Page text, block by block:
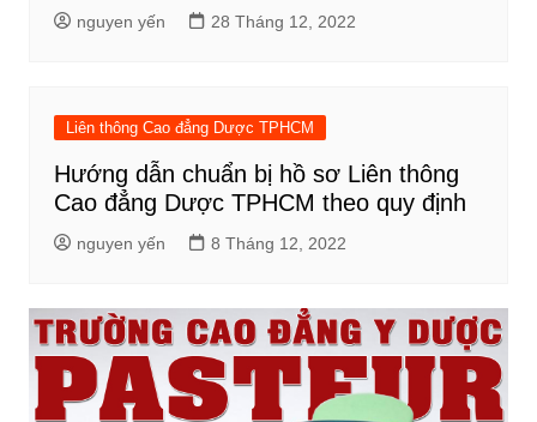
nguyen yến 28 Tháng 12, 2022
Liên thông Cao đẳng Dược TPHCM
Hướng dẫn chuẩn bị hồ sơ Liên thông
Cao đẳng Dược TPHCM theo quy định
nguyen yến 8 Tháng 12, 2022